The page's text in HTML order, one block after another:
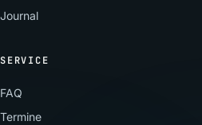
Journal
SERVICE
FAQ
Termine